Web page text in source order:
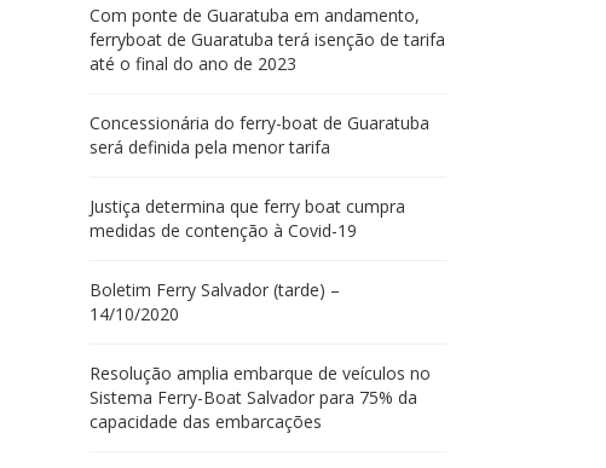
Com ponte de Guaratuba em andamento,
ferryboat de Guaratuba terá isenção de tarifa
até o final do ano de 2023
Concessionária do ferry-boat de Guaratuba
será definida pela menor tarifa
Justiça determina que ferry boat cumpra
medidas de contenção à Covid-19
Boletim Ferry Salvador (tarde) –
14/10/2020
Resolução amplia embarque de veículos no
Sistema Ferry-Boat Salvador para 75% da
capacidade das embarcações